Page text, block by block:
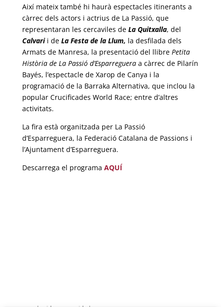
Així mateix també hi haurà espectacles itinerants a
càrrec dels actors i actrius de La Passió, que
representaran les cercaviles de La Quitxalla, del
Calvarii de La Festa de la Llum, la desfilada dels
Armats de Manresa, la presentació del llibre Petita
Història de La Passió d’Esparregueraa càrrec de Pilarín
Bayés, l’espectacle de Xarop de Canya i la
programació de la Barraka Alternativa, que inclou la
popular Crucificades World Race; entre d’altres
activitats.
La fira està organitzada per La Passió
d’Esparreguera, la Federació Catalana de Passions i
l’Ajuntament d’Esparreguera.
Descarrega el programa AQUÍ